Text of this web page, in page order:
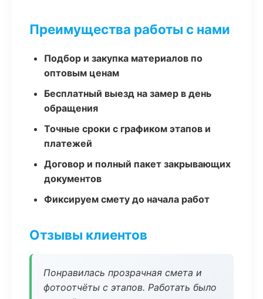
Преимущества работы с нами
Подбор и закупка материалов по
оптовым ценам
Бесплатный выезд на замер в день
обращения
Точные сроки с графиком этапов и
платежей
Договор и полный пакет закрывающих
документов
Фиксируем смету до начала работ
Отзывы клиентов
Понравилась прозрачная смета и
фотоотчёты с этапов. Работать было